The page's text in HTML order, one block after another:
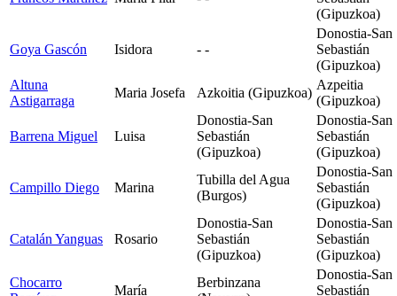
(Gipuzkoa)
Goya Gascón Isidora - -
Donostia-San
Sebastián
(Gipuzkoa)
Altuna
Astigarraga
Maria Josefa Azkoitia (Gipuzkoa)
Azpeitia
(Gipuzkoa)
Barrena Miguel Luisa
Donostia-San
Sebastián
(Gipuzkoa)
Donostia-San
Sebastián
(Gipuzkoa)
Campillo Diego Marina
Tubilla del Agua
(Burgos)
Donostia-San
Sebastián
(Gipuzkoa)
Catalán Yanguas Rosario
Donostia-San
Sebastián
(Gipuzkoa)
Donostia-San
Sebastián
(Gipuzkoa)
Chocarro
María
Berbinzana
Donostia-San
Sebastián